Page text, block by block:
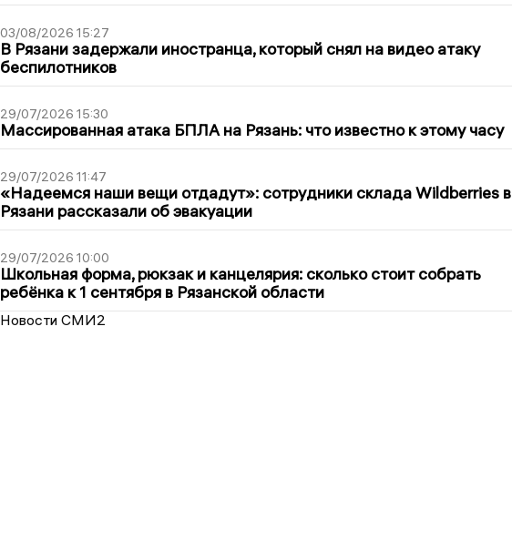
03/08/2026 15:27
В Рязани задержали иностранца, который снял на видео атаку
беспилотников
29/07/2026 15:30
Массированная атака БПЛА на Рязань: что известно к этому часу
29/07/2026 11:47
«Надеемся наши вещи отдадут»: сотрудники склада Wildberries в
Рязани рассказали об эвакуации
29/07/2026 10:00
Школьная форма, рюкзак и канцелярия: сколько стоит собрать
ребёнка к 1 сентября в Рязанской области
Новости СМИ2